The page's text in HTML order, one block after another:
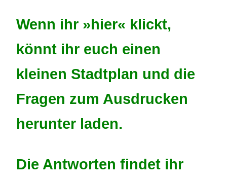
Wenn ihr »hier« klickt,
könnt ihr euch einen
kleinen Stadt­plan und die
Fragen zum Ausdru­cken
herun­ter laden.
Die Antwor­ten findet ihr